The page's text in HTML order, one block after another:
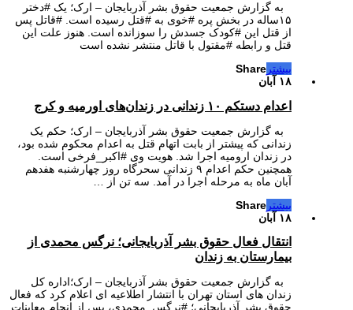
به گزارش جمعیت حقوق بشر آذربایجان – ارک؛ یک #دختر
۱۵ساله در بخش پره #خوی به #قتل رسیده است. #قاتل پس
از قتل این #کودک جسدش را سوزانده است. هنوز علت این
قتل و رابطه #مقتول با قاتل منتشر نشده است
بیشتر Share
۱۸ آبان
اعدام دستکم ۱۰ زندانی در زندان‌های اورمیه و کرج
به گزارش جمعیت حقوق بشر آذربایجان – ارک؛ حکم یک
زندانی که پیشتر از بابت اتهام قتل به اعدام محکوم شده بود،
در زندان ارومیه اجرا شد. هویت وی #اکبر_فرخی است.
همچنین حکم اعدام ۹ زندانی سحرگاه روز چهارشنبه هفدهم
آبان ماه به مرحله اجرا در آمد. سه تن از …
بیشتر Share
۱۸ آبان
انتقال فعال حقوق بشر آذربایجانی؛ نرگس محمدی از
بیمارستان به زندان
به گزارش جمعیت حقوق بشر آذربایجان – ارک؛اداره کل
زندان های استان تهران با انتشار اطلاعیه ای اعلام کرد که فعال
حقوق بشر آذربایجانی؛ #نرگس_محمدی، پس از انجام معاینات